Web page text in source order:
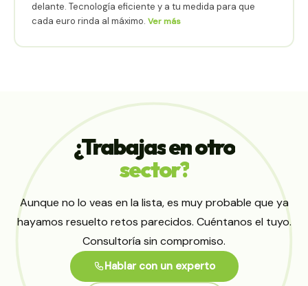
delante. Tecnología eficiente y a tu medida para que
cada euro rinda al máximo. Ver más
¿Trabajasenotro
sector?
Aunque no lo veas en la lista, es muy probable que ya
hayamos resuelto retos parecidos. Cuéntanos el tuyo.
Consultoría sin compromiso.
Hablar con un experto